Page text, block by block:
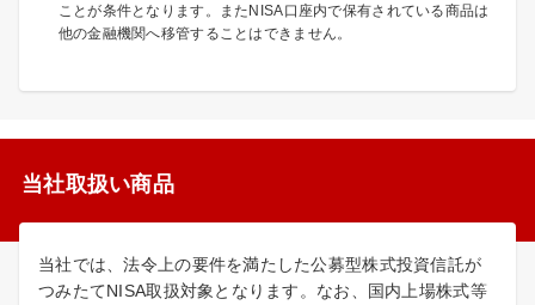
ことが条件となります。またNISA口座内で保有されている商品は
他の金融機関へ移管することはできません。
当社取扱い商品
当社では、法令上の要件を満たした公募型株式投資信託が
つみたてNISA取扱対象となります。なお、国内上場株式等